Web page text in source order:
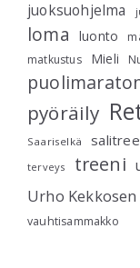
juoksuohjelma
loma
luonto
matkustus Mieli
pyöräily
Saariselkä
terveys treeni
Urho
vauhtisammakko